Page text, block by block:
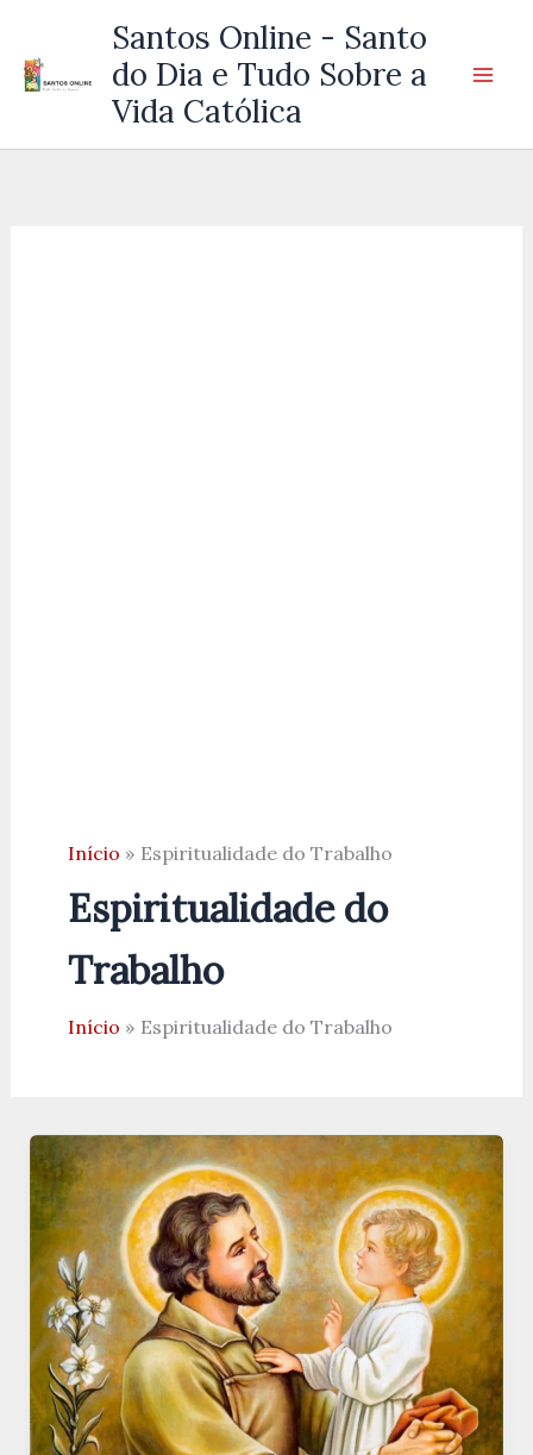
Santos Online - Santo
do Dia e Tudo Sobre a
Vida Católica
Início Espiritualidade do Trabalho
Espiritualidade do
Trabalho
Início Espiritualidade do Trabalho